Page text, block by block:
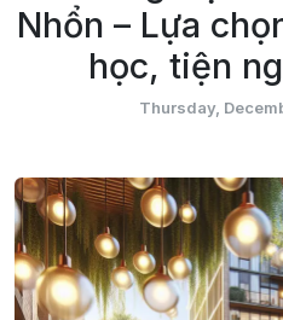
Nhổn – Lựa
học, tiện
Thursday,